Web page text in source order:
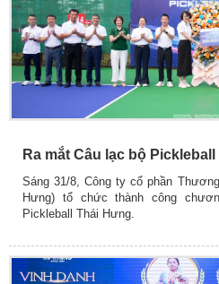
Ra mắt Câu lạc bộ
Sáng 31/8, Công ty cổ phần
Hưng) tổ chức thành công
Pickleball Thái Hưng.